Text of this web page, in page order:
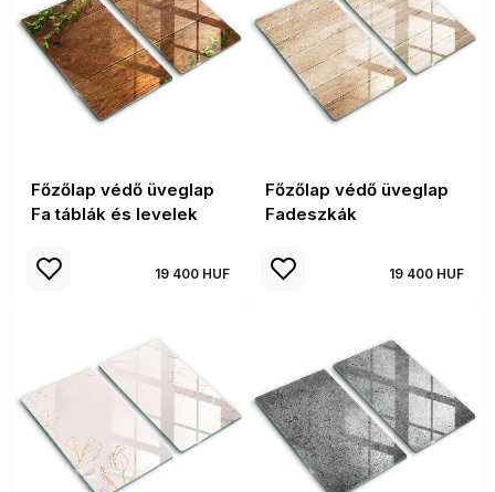
Főzőlap védő üveglap
Fa táblák és levelek
19 400 HUF
Főzőlap védő üveglap
Fadeszkák
19 400 HUF